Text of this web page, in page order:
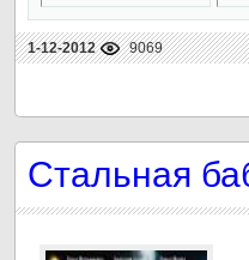
1-12-2012 9069
Стальная